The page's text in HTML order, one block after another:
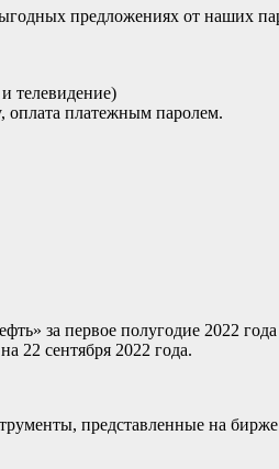
предложениях от наших
телевидение)
оплата платежным паролем.
за первое полугодие 2022
22 сентября 2022 года.
представленные на